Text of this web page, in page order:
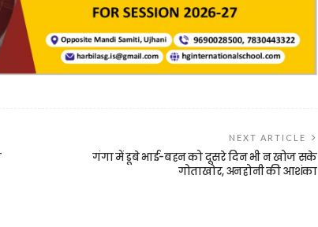
NEXT ARTICLE
गंगा में डूबे भाई-बहन को दूसरे दिन भी न खोज सके
गोताखोर, अनहोनी की आशंका